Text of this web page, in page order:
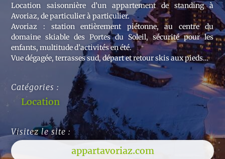
Location saisonnière d’un appartement de standing à
Avoriaz, de particulier à particulier.
Avoriaz : station entièrement piétonne, au centre du
domaine skiable des Portes du Soleil, sécurité pour les
enfants, multitude d’activités en été.
Vue dégagée, terrasses sud, départ et retour skis aux pieds…
Catégories :
Location
Visitez le site :
appartavoriaz.com